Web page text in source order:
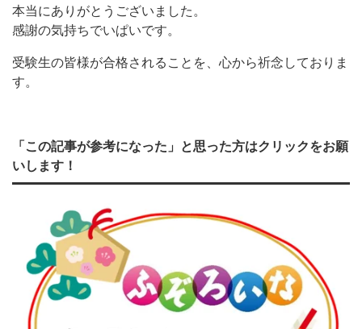
本当にありがとうございました。
感謝の気持ちでいぱいです。
受験生の皆様が合格されることを、心から祈念しておりま
す。
「この記事が参考になった」と思った方はクリックをお願
いします！